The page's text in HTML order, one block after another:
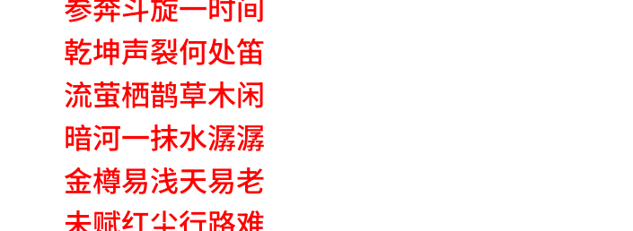
乾坤声裂何处笛
流萤栖鹊草木闲
暗河一抹水潺潺
金樽易浅天易老
未赋红尘行路难